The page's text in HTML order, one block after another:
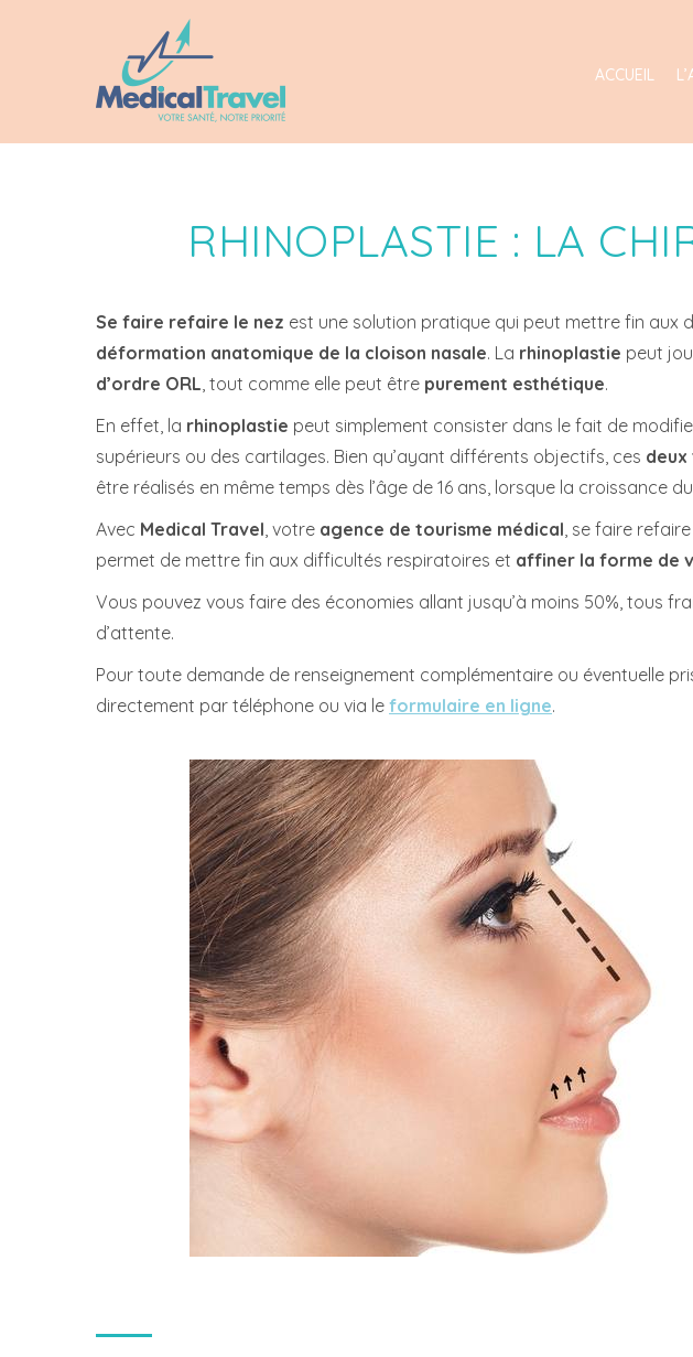
ACCUEIL
RHINOPLASTIE : LA
Se faire refaire le nez est une solution pratique qui peut mettre fin aux
déformation anatomique de la cloison nasale. La rhinoplastie peut
d’ordre ORL, tout comme elle peut être purement esthétique.
En effet, la rhinoplastie peut simplement consister dans le fait de
supérieurs ou des cartilages. Bien qu’ayant différents objectifs, ces deux
être réalisés en même temps dès l’âge de 16 ans, lorsque la croissance
Avec Medical Travel, votre agence de tourisme médical, se faire
permet de mettre fin aux difficultés respiratoires et affiner la forme de
Vous pouvez vous faire des économies allant jusqu’à moins 50%, tous
d’attente.
Pour toute demande de renseignement complémentaire ou éventuelle
directement par téléphone ou via le formulaire en ligne.